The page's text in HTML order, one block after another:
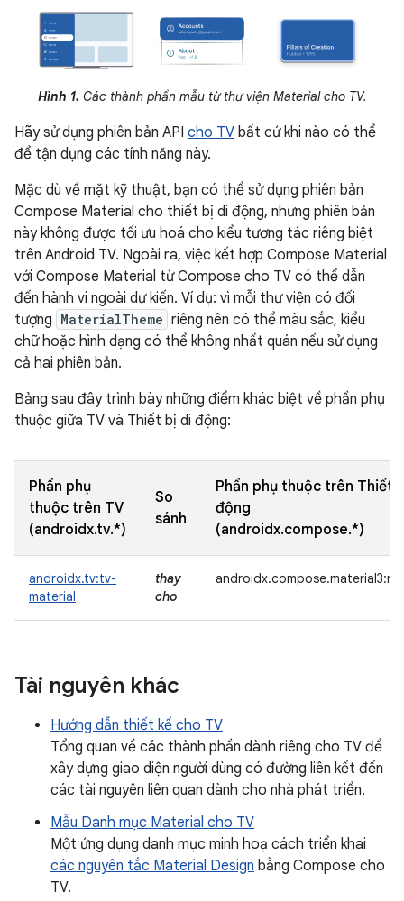
Hình 1. Các thành phần mẫu từ thư viện Material cho TV.
Hãy sử dụng phiên bản API cho TV bất cứ khi nào có thể
để tận dụng các tính năng này.
Mặc dù về mặt kỹ thuật, bạn có thể sử dụng phiên bản
Compose Material cho thiết bị di động, nhưng phiên bản
này không được tối ưu hoá cho kiểu tương tác riêng biệt
trên Android TV. Ngoài ra, việc kết hợp Compose Material
với Compose Material từ Compose cho TV có thể dẫn
đến hành vi ngoài dự kiến. Ví dụ: vì mỗi thư viện có đối
tượng MaterialTheme riêng nên có thể màu sắc, kiểu
chữ hoặc hình dạng có thể không nhất quán nếu sử dụng
cả hai phiên bản.
Bảng sau đây trình bày những điểm khác biệt về phần phụ
thuộc giữa TV và Thiết bị di động:
Phần phụ
thuộc trên TV
(androidx.tv.*)
So
sánh
Phần phụ thuộc trên Thiết
động
(androidx.compose.*)
androidx.tv:tv-
material
thay
cho
Tài nguyên khác
Hướng dẫn thiết kế cho TV
Tổng quan về các thành phần dành riêng cho TV để
xây dựng giao diện người dùng có đường liên kết đến
các tài nguyên liên quan dành cho nhà phát triển.
Mẫu Danh mục Material cho TV
Một ứng dụng danh mục minh hoạ cách triển khai
các nguyên tắc Material Design bằng Compose cho
TV.